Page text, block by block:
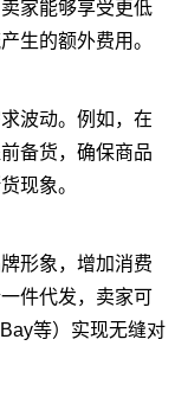
家能够享受更低
生的额外费用。
波动。例如，在
备货，确保商品
现象。
形象，增加消费
件代发，卖家可
等）实现无缝对